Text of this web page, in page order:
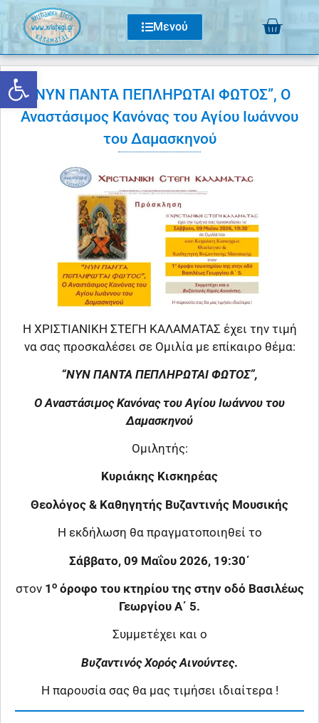
Μενού
“ΝΥΝ ΠΑΝΤΑ ΠΕΠΛΗΡΩΤΑΙ ΦΩΤΟΣ”, Ο
Αναστάσιμος Κανόνας του Αγίου Ιωάννου
του Δαμασκηνού
Η ΧΡΙΣΤΙΑΝΙΚΗ ΣΤΕΓΗ ΚΑΛΑΜΑΤΑΣ έχει την τιμή
να σας προσκαλέσει σε Ομιλία με επίκαιρο θέμα:
“ΝΥΝ ΠΑΝΤΑ ΠΕΠΛΗΡΩΤΑΙ ΦΩΤΟΣ”,
Ο Αναστάσιμος Κανόνας του Αγίου Ιωάννου του
Δαμασκηνού
Ομιλητής:
Κυριάκης Κισκηρέας
Θεολόγος & Καθηγητής Βυζαντινής Μουσικής
Η εκδήλωση θα πραγματοποιηθεί το
Σάββατο, 09 Μαΐου 2026, 19:30΄
στον 1 οόροφο του κτηρίου της στην οδό Βασιλέως
Γεωργίου Α΄ 5.
Συμμετέχει και ο
Βυζαντινός Χορός Αινούντες.
Η παρουσία σας θα μας τιμήσει ιδιαίτερα !
Ανοίξτε τη γραμμή εργαλείων